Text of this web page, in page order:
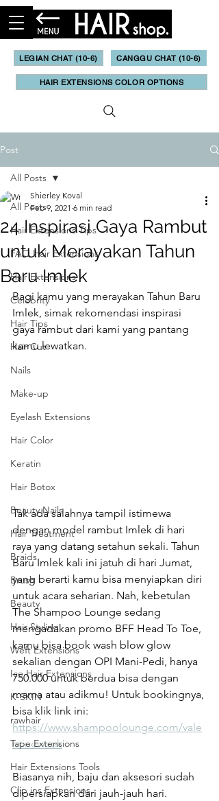
LEGIAN CHAT (10-6) CANGGU CHAT (10-6)
HAIR EXTENSIONS COLOR OPTIONS
Post
All Posts
Hair Extensions Tips
FAQ Hair Extensions
Hair Extensions
Celebrity
Hair Tips
Hair Cut
Nails
Make-up
Eyelash Extensions
Hair Color
Keratin
Hair Botox
Beauty Nails
Hair Treatment
Braids
Brush
Beauty
Hair Styling
Weft Extensions
Ice Hair Extensions
K-SKIN
rawhair
Tape Extensions
Hair Extensions Tools
Clip ins Extensions
All Posts
24 Inspirasi Gaya Rambut
untuk Merayakan Tahun
Baru Imlek
Shierley Koval
Feb 9, 2021 6 min read
Bagi kamu yang merayakan Tahun Baru
Imlek, simak rekomendasi inspirasi
gaya rambut dari kami yang pantang
kamu lewatkan.
Tak ada salahnya tampil istimewa
dengan model rambut Imlek di hari
raya yang datang setahun sekali. Tahun
Baru Imlek kali ini jatuh di hari Jumat,
yang berarti kamu bisa menyiapkan diri
untuk acara seharian. Nah, kebetulan
The Shampoo Lounge sedang
mengadakan promo BFF Head To Toe,
kamu bisa book wash blow glow
sekalian dengan OPI Mani-Pedi, hanya
750.000 untuk berdua bisa dengan
mama atau adikmu! Untuk bookingnya,
bisa klik link ini:
https://www.shampoolounge.com/vale
ntineweek
Biasanya nih, baju dan aksesori sudah
dipersiapkan dari jauh-jauh hari.